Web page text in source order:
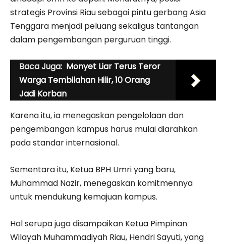
strategis Provinsi Riau sebagai pintu gerbang Asia
Tenggara menjadi peluang sekaligus tantangan
dalam pengembangan perguruan tinggi.
Baca Juga: Monyet Liar Terus Teror
Warga Tembilahan Hilir, 10 Orang
Jadi Korban
Karena itu, ia menegaskan pengelolaan dan
pengembangan kampus harus mulai diarahkan
pada standar internasional.
Sementara itu, Ketua BPH Umri yang baru,
Muhammad Nazir, menegaskan komitmennya
untuk mendukung kemajuan kampus.
Hal serupa juga disampaikan Ketua Pimpinan
Wilayah Muhammadiyah Riau, Hendri Sayuti, yang